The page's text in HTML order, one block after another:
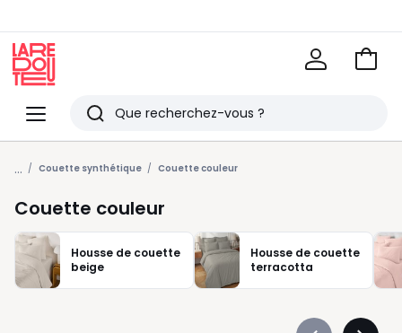
Menu
Redoute
Rechercher
Derniers
articles
vus
Voir
... Couette synthétique Couette couleur
Couette couleur
Housse de couette
beige
Housse de couette
terracotta